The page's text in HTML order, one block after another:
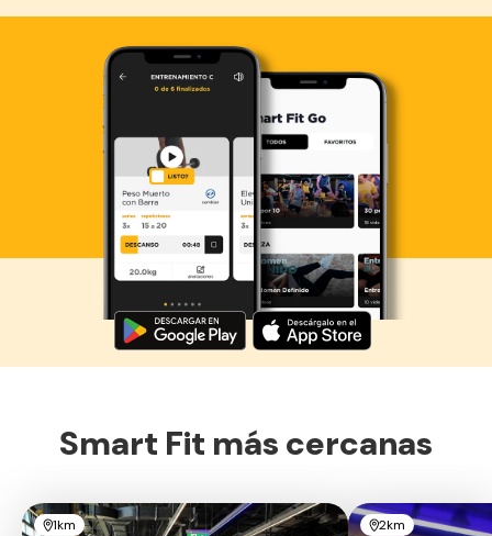
Descarga ahora lo Smart Fit App
Smart Fit más cercanas
1km 2km